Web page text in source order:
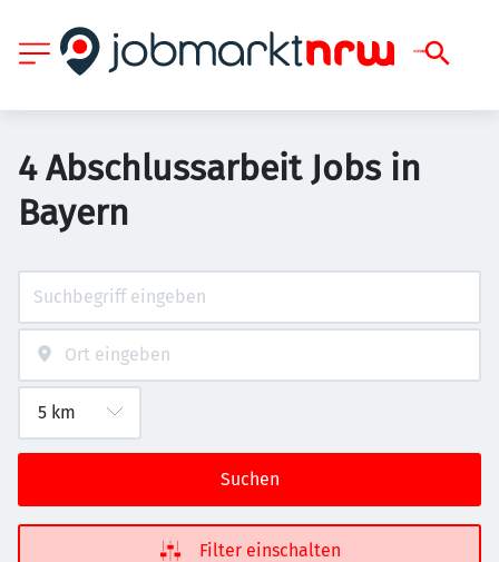
4 Abschlussarbeit Jobs in
Bayern
Suchen
Filter einschalten